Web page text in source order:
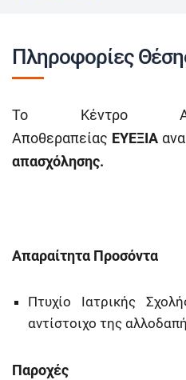
Πληροφορίες
Το Κέντρο
Αποθεραπείας ΕΥΕΞΙΑ
απασχόλησης.
Απαραίτητα Προσόντα
Πτυχίο Ιατρικής
αντίστοιχο της
Παροχές